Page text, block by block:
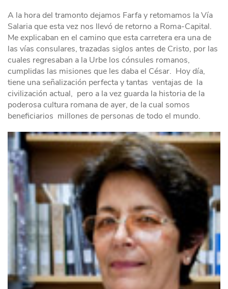
A la hora del tramonto dejamos Farfa y retomamos la Vía
Salaria que esta vez nos llevó de retorno a Roma-Capital.
Me explicaban en el camino que esta carretera era una de
las vías consulares, trazadas siglos antes de Cristo, por las
cuales regresaban a la Urbe los cónsules romanos,
cumplidas las misiones que les daba el César. Hoy día,
tiene una señalización perfecta y tantas ventajas de la
civilización actual, pero a la vez guarda la historia de la
poderosa cultura romana de ayer, de la cual somos
beneficiarios millones de personas de todo el mundo.